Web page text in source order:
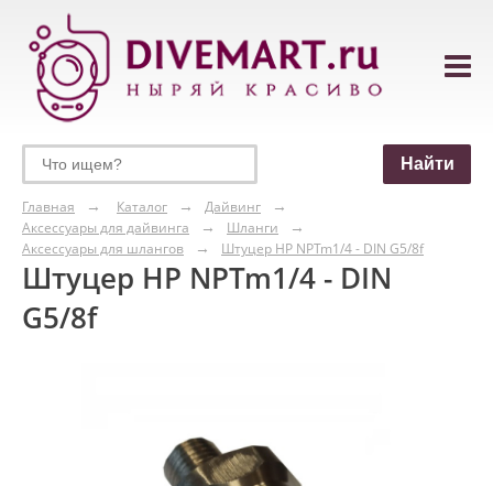
Главная Каталог
Дайвинг
Аксессуары для дайвинга
Шланги
Аксессуары для шлангов
Штуцер HP NPTm1/4 - DIN G5/8f
Штуцер HP NPTm1/4 - DIN
G5/8f